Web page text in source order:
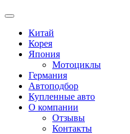
Кнопка
ОткрытьКитай
Корея
Япония
Мотоциклы
Германия
Автоподбор
Купленные авто
О компании
Отзывы
Контакты